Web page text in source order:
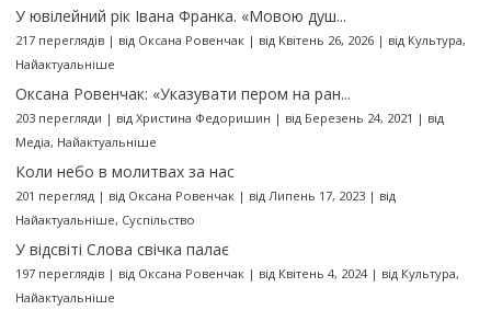
У ювілейний рік Івана Франка. «Мовою душ...
217 переглядів| від Оксана Ровенчак| від Квітень 26, 2026| від Культура,
Найактуальніше
Оксана Ровенчак: «Указувати пером на ран...
203 перегляди | від Христина Федоришин | від Березень 24, 2021 | від
Медіа, Найактуальніше
Коли небо в молитвах за нас
201 перегляд | від Оксана Ровенчак| від Липень 17, 2023| від
Найактуальніше, Суспільство
У відсвіті Слова свічка палає
197 переглядів| від Оксана Ровенчак| від Квітень 4, 2024| від Культура,
Найактуальніше